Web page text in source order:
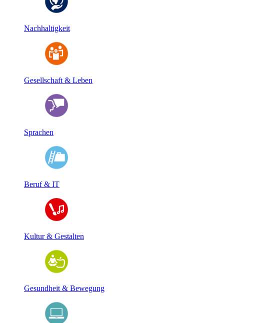
Nachhaltigkeit
Gesellschaft & Leben
Sprachen
Beruf & IT
Kultur & Gestalten
Gesundheit & Bewegung